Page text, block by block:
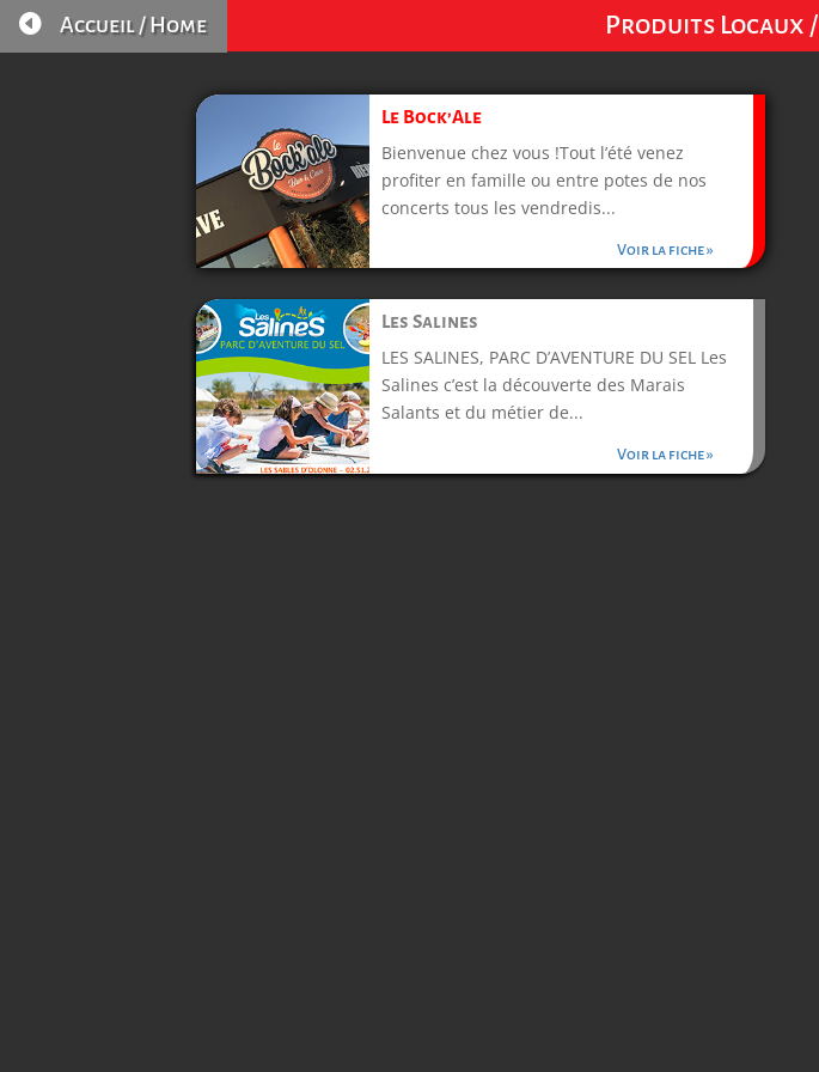
Produits Locaux /
 Accueil / Home
Le Bock’Ale
Bienvenue chez vous !Tout l’été venez
profiter en famille ou entre potes de nos
concerts tous les vendredis...
Voir la fiche »
Les Salines
LES SALINES, PARC D’AVENTURE DU SEL Les
Salines c’est la découverte des Marais
Salants et du métier de...
Voir la fiche »